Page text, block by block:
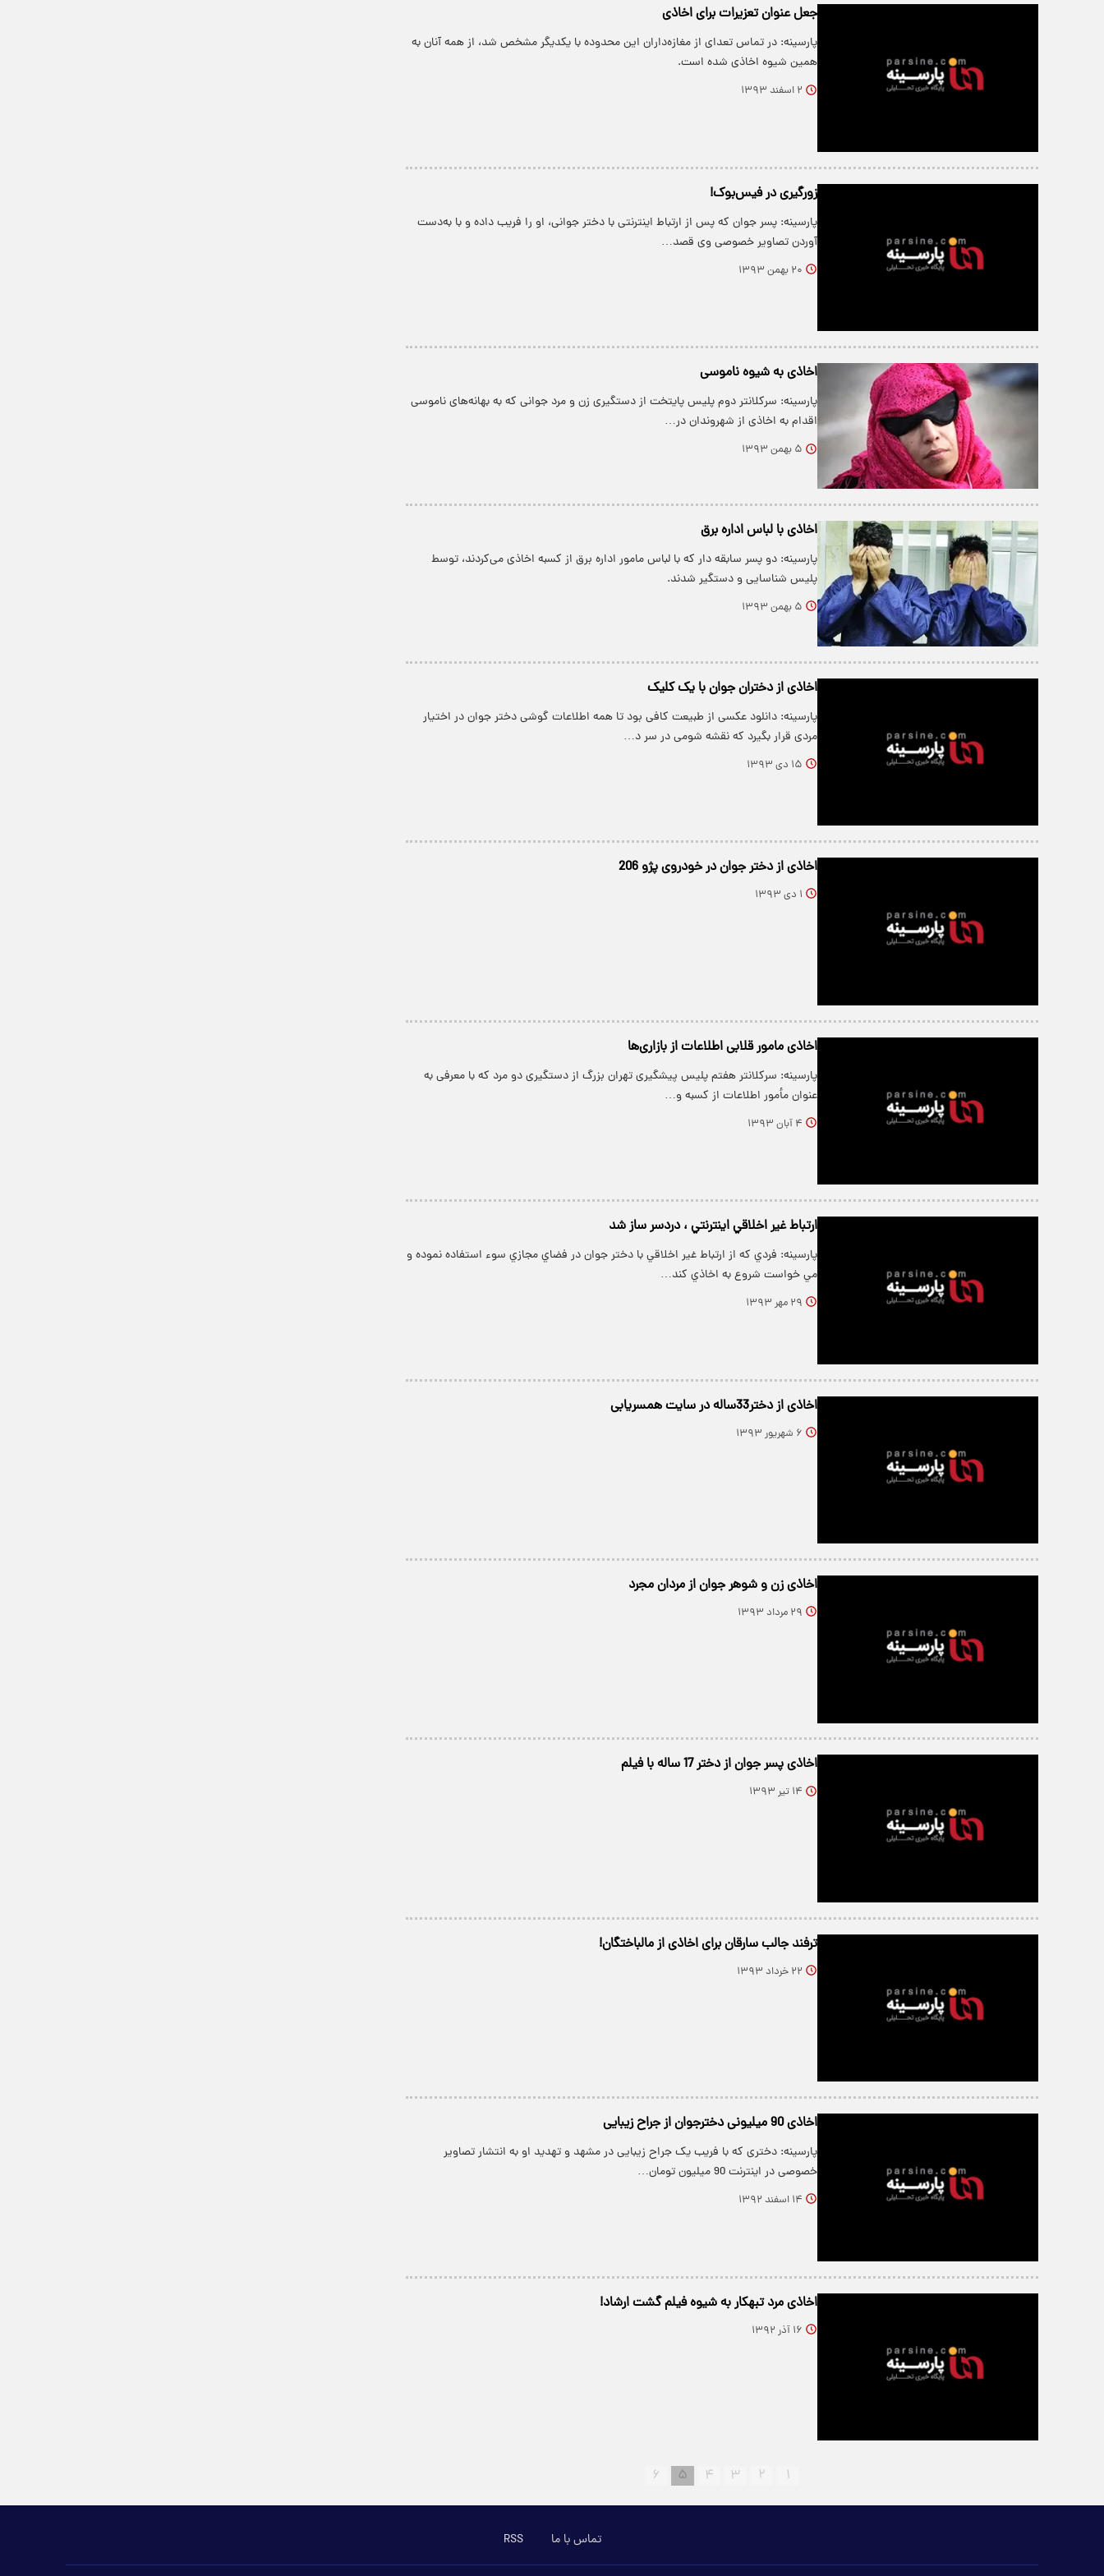
جعل عنوان تعزیرات برای اخاذی
پارسینه: در تماس تعدای از مغازه‌داران این محدوده با یکدیگر مشخص شد، از همه آنان به
همین شیوه اخاذی شده است.
۲ اسفند ۱۳۹۳
زورگیری در فیس‌بوک!
پارسینه: پسر جوان که پس از ارتباط اینترنتی با دختر جوانی، او را فریب داده و با به‌دست
آوردن تصاویر خصوصی وی قصد…
۲۰ بهمن ۱۳۹۳
اخاذی به شیوه ناموسی
پارسینه: سرکلانتر دوم پلیس پایتخت از دستگیری زن و مرد جوانی که به بهانه‌های ناموسی
اقدام به اخاذی از شهروندان در…
۵ بهمن ۱۳۹۳
اخاذی با لباس اداره برق
پارسینه: دو پسر سابقه دار که با لباس مامور اداره برق از کسبه اخاذی می‌کردند، توسط
پلیس شناسایی و دستگیر شدند.
۵ بهمن ۱۳۹۳
اخاذی از دختران جوان با یک کلیک
پارسینه: دانلود عکسی از طبیعت کافی بود تا همه اطلاعات گوشی دختر جوان در اختیار
مردی قرار بگیرد که نقشه شومی در سر د…
۱۵ دی ۱۳۹۳
اخاذی از دختر جوان در خودروی پژو 206
۱ دی ۱۳۹۳
اخاذی مامور قلابی اطلاعات از بازاری‌ها
پارسینه: سرکلانتر هفتم پلیس پیشگیری تهران بزرگ از دستگیری دو مرد که با معرفی به
عنوان مأمور اطلاعات از کسبه و…
۴ آبان ۱۳۹۳
ارتباط غير اخلاقي اينترنتي ، دردسر ساز شد
پارسینه: فردي که از ارتباط غير اخلاقي با دختر جوان در فضاي مجازي سوء استفاده نموده و
مي خواست شروع به اخاذي کند…
۲۹ مهر ۱۳۹۳
اخاذی از دختر33ساله در سایت همسریابی
۶ شهریور ۱۳۹۳
اخاذی زن و شوهر جوان از مردان مجرد
۲۹ مرداد ۱۳۹۳
اخاذی پسر جوان از دختر 17 ساله با فیلم
۱۴ تیر ۱۳۹۳
ترفند جالب سارقان برای اخاذی از مالباختگان!
۲۲ خرداد ۱۳۹۳
اخاذی 90 میلیونی دختر‌جوان از جراح زیبایی
پارسینه: دختری که با فریب یک جراح زیبایی در مشهد و تهدید او به انتشار تصاویر
خصوصی در اینترنت 90 میلیون تومان…
۱۴ اسفند ۱۳۹۲
اخاذی مرد تبهکار به شیوه فیلم گشت ارشاد!
۱۶ آذر ۱۳۹۲
۱ ۲ ۳ ۴ ۵ ۶
تماس با ما RSS